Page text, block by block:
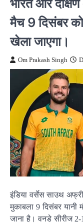
मैच 9 दिसंबर
खेला जाएगा।
Om Prakash Singh
इंडिया वर्सेस साउथ
मुकाबला 9 दिसंबर
जाना है। वनडे सीरीज